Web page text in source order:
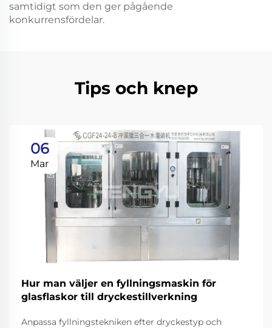
samtidigt som den ger pågående
konkurrensfördelar.
Tips och knep
06
Mar
Hur man väljer en fyllningsmaskin för
glasflaskor till dryckestillverkning
Anpassa fyllningstekniken efter dryckestyp och